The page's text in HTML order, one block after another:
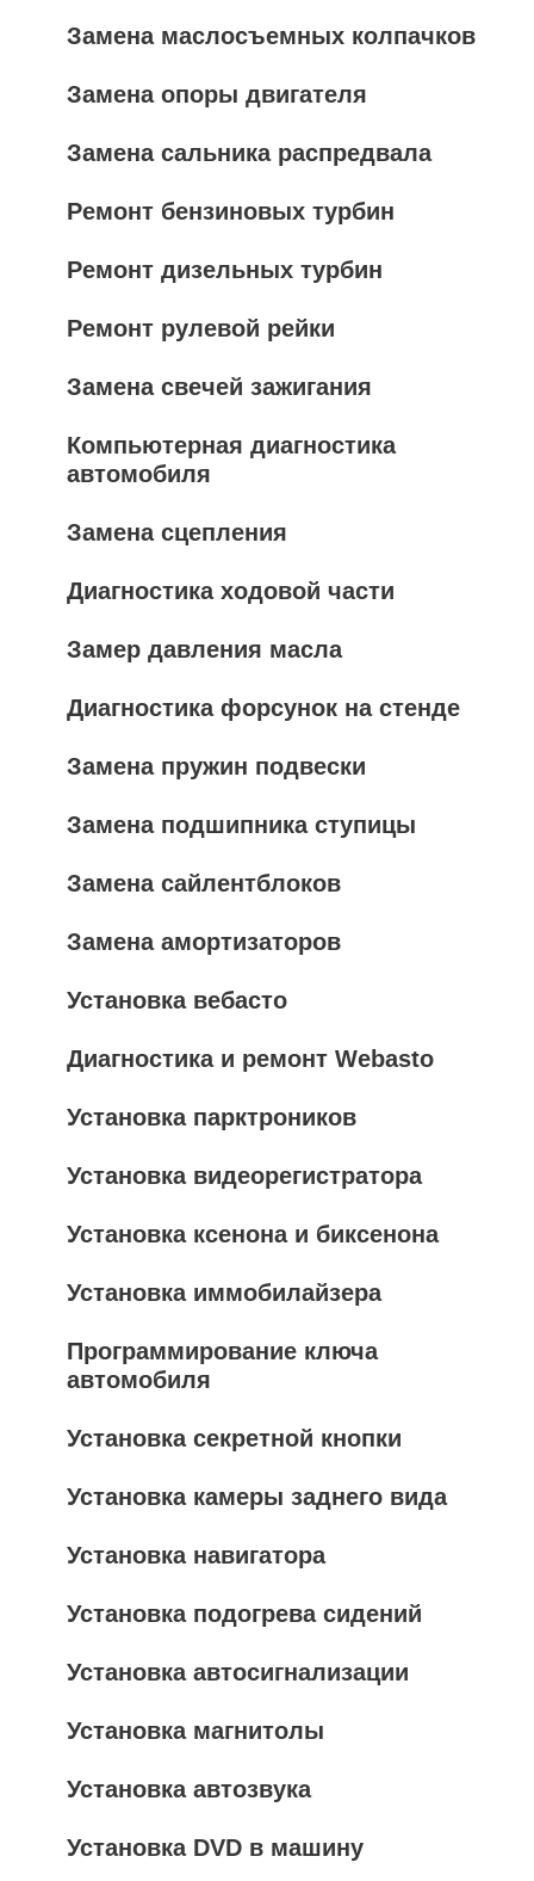
Замена маслосъемных колпачков
Замена опоры двигателя
Замена сальника распредвала
Ремонт бензиновых турбин
Ремонт дизельных турбин
Ремонт рулевой рейки
Замена свечей зажигания
Компьютерная диагностика
автомобиля
Замена сцепления
Диагностика ходовой части
Замер давления масла
Диагностика форсунок на стенде
Замена пружин подвески
Замена подшипника ступицы
Замена сайлентблоков
Замена амортизаторов
Установка вебасто
Диагностика и ремонт Webasto
Установка парктроников
Установка видеорегистратора
Установка ксенона и биксенона
Установка иммобилайзера
Программирование ключа
автомобиля
Установка секретной кнопки
Установка камеры заднего вида
Установка навигатора
Установка подогрева сидений
Установка автосигнализации
Установка магнитолы
Установка автозвука
Установка DVD в машину